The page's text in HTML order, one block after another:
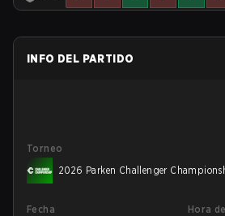
INFO DEL PARTIDO
Torneo
2026 Parken Challenger
Fecha
Hora